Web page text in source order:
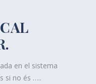
en el sistema
si no és …..